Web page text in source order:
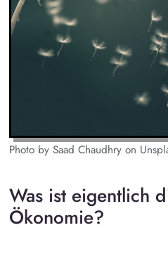
Photo by Saad Chaudhry on
Was ist eigentlich
Ökonomie?